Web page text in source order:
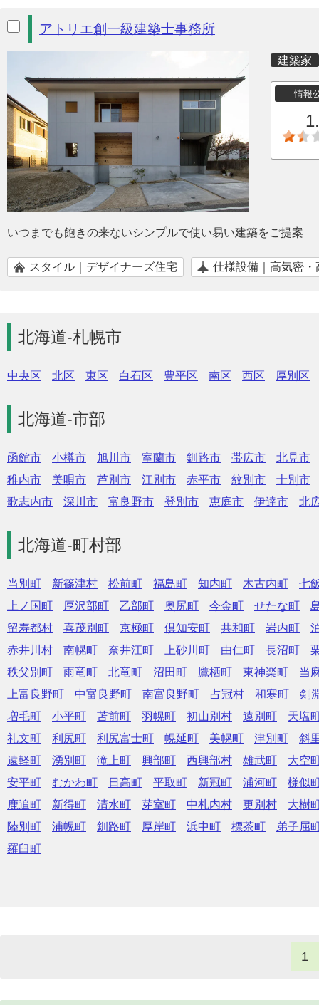
アトリエ創一級建築士事務所
建築家
情報
いつまでも飽きの来ないシンプルで使い易い建築をご提案
スタイル｜デザイナーズ住宅 仕様設備｜高気密・
北海道-札幌市
中央区 北区 東区 白石区 豊平区 南区 西区 厚別区
北海道-市部
函館市 小樽市 旭川市 室蘭市 釧路市 帯広市
北見市
稚内市
美唄市 芦別市 江別市 赤平市 紋別市
士別市
歌志内市
深川市 富良野市 登別市 恵庭市 伊達市 北
北海道-町村部
当別町 新篠津村 松前町 福島町 知内町 木古内町
七
上ノ国町
厚沢部町 乙部町 奥尻町 今金町 せたな町
留寿都村
喜茂別町 京極町 倶知安町 共和町 岩内町
赤井川村
南幌町 奈井江町 上砂川町 由仁町 長沼町
秩父別町
雨竜町 北竜町 沼田町 鷹栖町 東神楽町
当
上富良野町
中富良野町 南富良野町 占冠村 和寒町
剣
増毛町
小平町 苫前町 羽幌町 初山別村 遠別町
天塩
礼文町
利尻町 利尻富士町 幌延町 美幌町 津別町
斜
遠軽町
湧別町 滝上町 興部町 西興部村 雄武町
大空
安平町
むかわ町 日高町 平取町 新冠町 浦河町
様似
鹿追町
新得町 清水町 芽室町 中札内村 更別村
大樹
陸別町
浦幌町 釧路町 厚岸町 浜中町 標茶町
弟子屈
羅臼町
1